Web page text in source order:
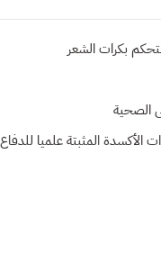
بكرات الشعر
الصحية
المثبتة علميا للدفاع المناعي،